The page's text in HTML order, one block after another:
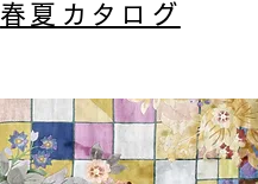
春夏カタログ